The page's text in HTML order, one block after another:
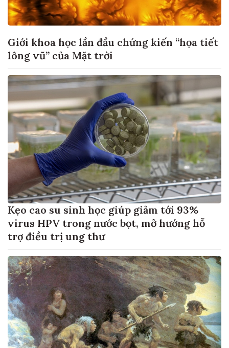
Giới khoa học lần đầu chứng kiến “họa tiết
lông vũ” của Mặt trời
Kẹo cao su sinh học giúp giảm tới 93%
virus HPV trong nước bọt, mở hướng hỗ
trợ điều trị ung thư